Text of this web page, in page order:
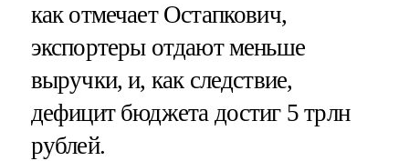
как отмечает Остапкович,
экспортеры отдают меньше
выручки, и, как следствие,
дефицит бюджета достиг 5 трлн
рублей.